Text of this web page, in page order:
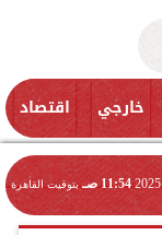
خارجي اقتصاد
11:54 صـ بتوقيت القاهرة